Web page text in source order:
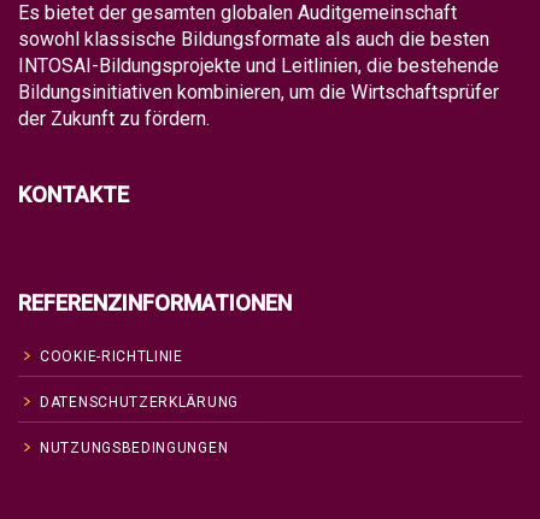
Es bietet der gesamten globalen Auditgemeinschaft
sowohl klassische Bildungsformate als auch die besten
INTOSAI-Bildungsprojekte und Leitlinien, die bestehende
Bildungsinitiativen kombinieren, um die Wirtschaftsprüfer
der Zukunft zu fördern.
KONTAKTE
REFERENZINFORMATIONEN
COOKIE-RICHTLINIE
DATENSCHUTZERKLÄRUNG
NUTZUNGSBEDINGUNGEN